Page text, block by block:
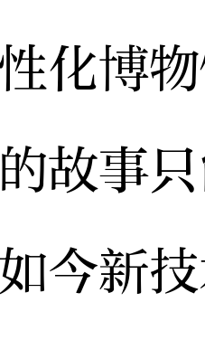
化博
故事
今新